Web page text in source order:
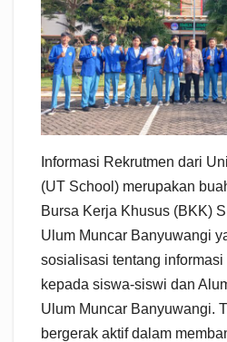
Informasi Rekrutmen dari
(UT School) merupakan
Bursa Kerja Khusus (BKK)
Ulum Muncar Banyuwangi
sosialisasi tentang
kepada siswa-siswi dan
Ulum Muncar Banyuwangi.
bergerak aktif dalam